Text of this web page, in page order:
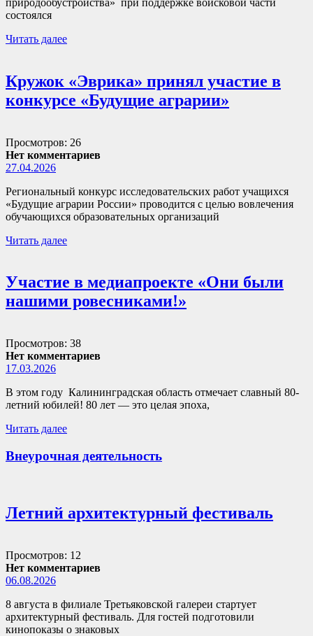
состоялся
Читать далее
Кружок «Эврика» принял участие в
конкурсе «Будущие аграрии»
Просмотров: 26
Нет комментариев
27.04.2026
Региональный конкурс исследовательских работ учащихся
«Будущие аграрии России» проводится с целью вовлечения
обучающихся образовательных организаций
Читать далее
Участие в медиапроекте «Они были
нашими ровесниками!»
Просмотров: 38
Нет комментариев
17.03.2026
В этом году Калининградская область отмечает славный 80-
летний юбилей! 80 лет — это целая эпоха,
Читать далее
Внеурочная деятельность
Летний архитектурный фестиваль
Просмотров: 12
Нет комментариев
06.08.2026
8 августа в филиале Третьяковской галереи стартует
архитектурный фестиваль. Для гостей подготовили
кинопоказы о знаковых